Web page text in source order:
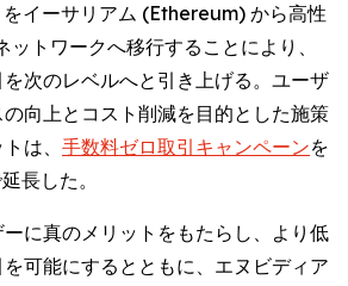
イーサリアム (Ethereum) から高性
トワークへ移行することにより、
を次のレベルへと引き上げる。ユーザ
向上とコスト削減を目的とした施策
は、 手数料ゼロ取引キャンペーンを
長した。
に真のメリットをもたらし、より低
可能にするとともに、エヌビディア